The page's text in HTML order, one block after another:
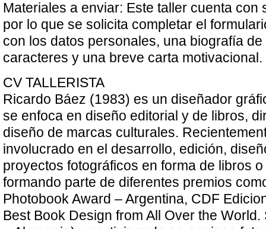
Materiales a enviar: Este taller cuenta con
por lo que se solicita completar el
con los datos personales, una biografía
caracteres y una breve carta motivacional.
CV TALLERISTA
Ricardo Báez (1983) es un diseñador
se enfoca en diseño editorial y de libros,
diseño de marcas culturales.
involucrado en el desarrollo, edición,
proyectos fotográficos en forma de libros
formando parte de diferentes premios
Photobook Award – Argentina, CDF
Best Book Design from All Over the